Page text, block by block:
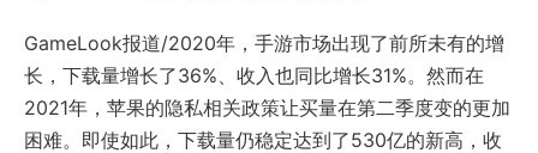
GameLook报道/2020年，手游市场出现了前所未有的增
长，下载量增长了36%、收入也同比增长31%。然而在
2021年，苹果的隐私相关政策让买量在第二季度变的更加
困难。即使如此，下载量仍稳定达到了530亿的新高，收